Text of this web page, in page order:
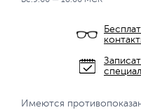
Имеются